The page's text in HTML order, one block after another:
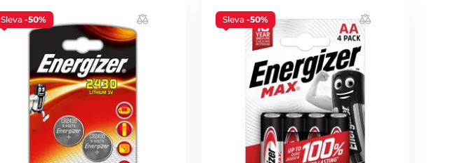
Sleva -50% Sleva-50%